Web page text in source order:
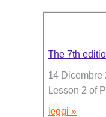
The 7th
14 Dicembre
Lesson 2 of
leggi »